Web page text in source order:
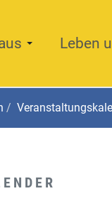
Leben